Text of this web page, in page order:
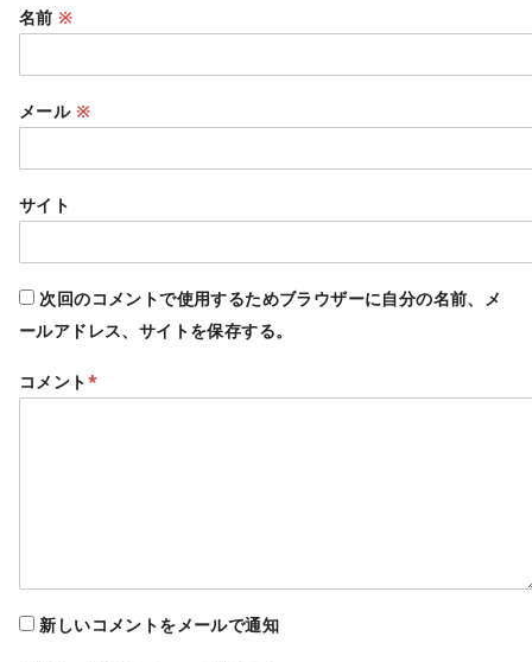
名前※
メール ※
サイト
次回のコメントで使用するためブラウザーに自分の名前、メ
ールアドレス、サイトを保存する。
コメント*
新しいコメントをメールで通知